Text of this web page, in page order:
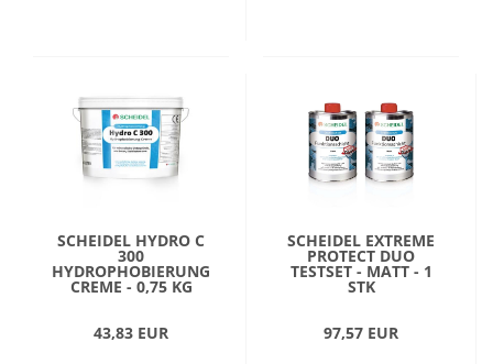
SCHEIDEL HYDRO C
300
HYDROPHOBIERUNG
CREME - 0,75 KG
43,83 EUR
SCHEIDEL EXTREME
PROTECT DUO
TESTSET - MATT - 1
STK
97,57 EUR